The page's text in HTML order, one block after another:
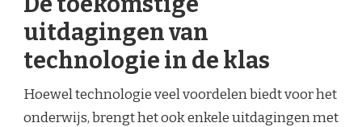
uitdagingen van
technologie in de klas
Hoewel technologie veel voordelen biedt voor het
onderwijs, brengt het ook enkele uitdagingen met